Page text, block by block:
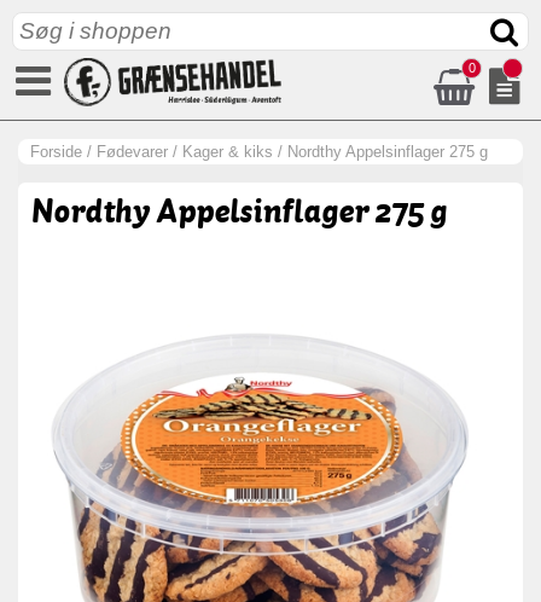
0
Forside / Fødevarer / Kager & kiks / Nordthy Appelsinflager 275 g
Nordthy Appelsinflager 275 g